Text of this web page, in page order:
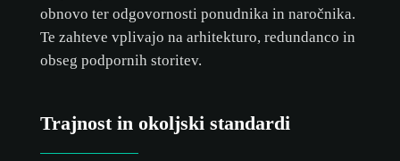
obnovo ter odgovornosti ponudnika in naročnika.
Te zahteve vplivajo na arhitekturo, redundanco in
obseg podpornih storitev.
Trajnost in okoljski standardi